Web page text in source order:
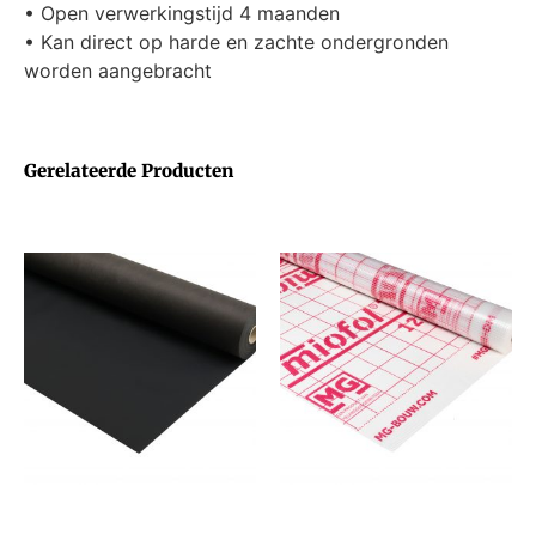
Gerelateerde Producten
• Open verwerkingstijd 4 maanden
• Kan direct op harde en zachte ondergronden
worden aangebracht